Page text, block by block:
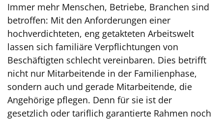
Immer mehr Menschen, Betriebe, Branchen sind
betroffen: Mit den Anforderungen einer
hochverdichteten, eng getakteten Arbeitswelt
lassen sich familiäre Verpflichtungen von
Beschäftigten schlecht vereinbaren. Dies betrifft
nicht nur Mitarbeitende in der Familienphase,
sondern auch und gerade Mitarbeitende, die
Angehörige pflegen. Denn für sie ist der
gesetzlich oder tariflich garantierte Rahmen noch